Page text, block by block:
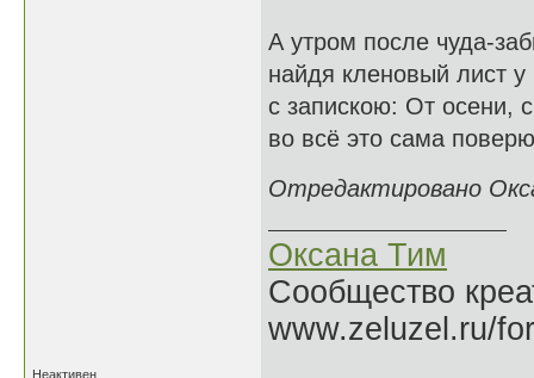
А утром после чуда-
найдя кленовый лист у
с запискою: От осени,
во всё это сама
Отредактировано
Оксана Тим
Сообщество
www.zeluzel.ru/
Неактивен